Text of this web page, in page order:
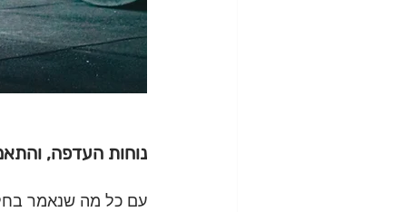
נוחות העדפה,
עם כל מה שנאמר